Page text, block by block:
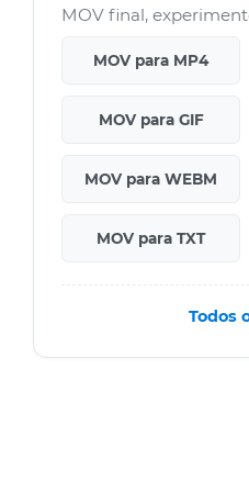
MOV final,
MOV para MP4
MOV para GIF
MOV para WEBM
MOV para TXT
Todos